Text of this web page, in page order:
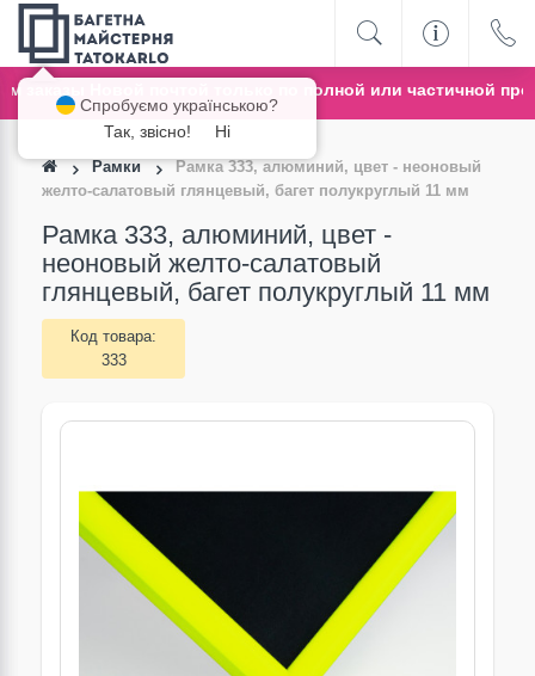
Новой почтой только по полной или частичной
Рамки
Рамка 333, алюминий, цвет - неоновый
желто-салатовый глянцевый, багет полукруглый 11 мм
Рамка 333, алюминий, цвет -
неоновый желто-салатовый
глянцевый, багет полукруглый 11 мм
Код товара:
333
Спробуємо українською?
Так, звісно!
Ні